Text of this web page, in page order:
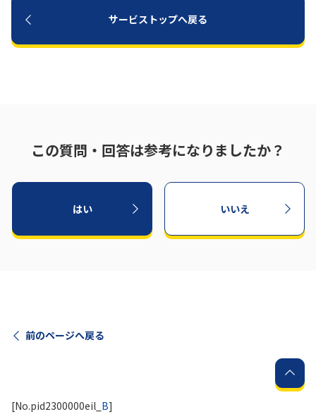
サービストップへ戻る
この質問・回答は参考になりましたか？
はい いいえ
前のページへ戻る
[No.pid2300000eil_ B]